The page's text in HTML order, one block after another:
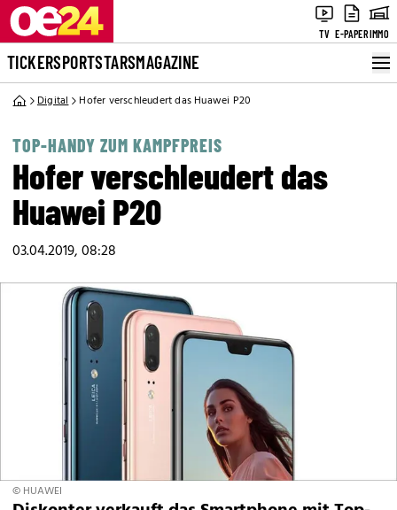
TV E-PAPERIMMO
TICKERSPORTSTARSMAGAZINE
Digital Hofer verschleudert das Huawei P20
TOP-HANDY ZUM KAMPFPREIS
Hofer verschleudert das
Huawei P20
03.04.2019, 08:28
© HUAWEI